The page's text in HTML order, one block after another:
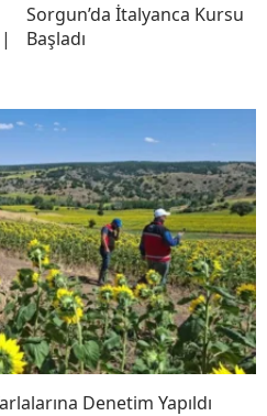
Sorgun’da İtalyanca Kursu
Başladı
Denetim Yapıldı